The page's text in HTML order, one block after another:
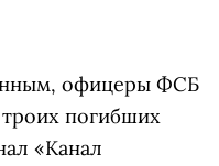
офицеры ФСБ
погибших
«Канал